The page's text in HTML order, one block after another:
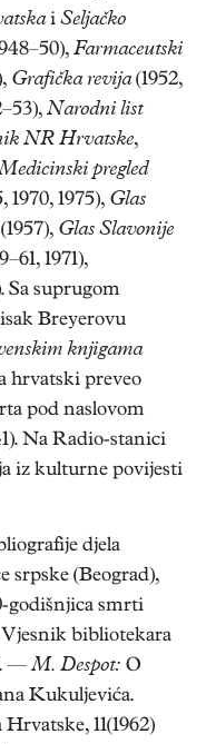
i Seljačko
Farmaceutski
Grafička revija(1952,
Narodni list
NR Hrvatske,
pregled
1970, 1975), Glas
(1957), Glas Slavonije
1971),
Sa suprugom
Breyerovu
knjigama
hrvatski preveo
pod naslovom
Na Radio-stanici
iz kulturne povijesti
djela
srpske (Beograd),
godišnjica smrti
bibliotekara
—M. Despot: O
Kukuljevića.
11(1962)